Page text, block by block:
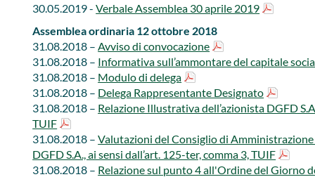
30.05.2019 -​​Verbale Assemblea 30 aprile 2019
Assemblea ordinaria 12 ottobre 2018​
31.08.2018 –​Avviso di convocazione
31.08.2018 – Informativa sull’ammontare del capitale
31.08.2018 –​​ Modulo di delega
31.08.2018 –​ Delega Rappresentante Designato
31.08.2018 –​​​ Relazione Illustrativa dell’azionista DGFD
TUIF
31.08.2018 –​Valutazioni del Consig​lio di
DGFD S.A., ai sensi dall’art. 125-ter, comma 3, TUIF
31.08.2018 –​ Relazione sul punto 4 all'Ordine del Giorno